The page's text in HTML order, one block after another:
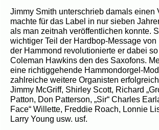
Jimmy Smith unterschrieb damals einen
machte für das Label in nur sieben
als man zeitnah veröffentlichen konnte.
wichtiger Teil der Hardbop-Message
der Hammond revolutionierte er dabei
Coleman Hawkins den des Saxofons.
eine richtiggehende Hammondorgel-
zahlreiche weitere Organisten
Jimmy McGriff, Shirley Scott, Richard
Patton, Don Patterson, „Sir“ Charles
Face“ Willette, Freddie Roach, Lonnie
Larry Young usw. usf.